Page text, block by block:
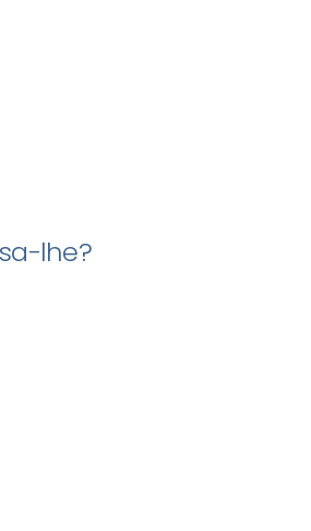
lhe?